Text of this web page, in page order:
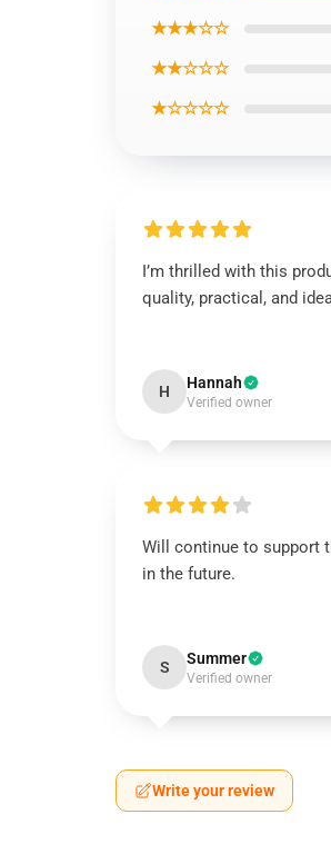
★★★☆☆
★★☆☆☆
★☆☆☆☆
I’m thrilled with this
quality, practical, and
H Hannah
Verified owner
Will continue to support
in the future.
S Summer
Verified owner
Write your review